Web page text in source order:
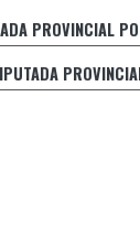
PROVINCIAL
frente al juego